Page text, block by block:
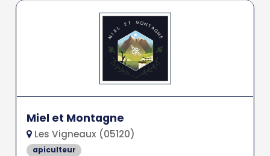
Miel et Montagne
Les Vigneaux (05120)
apiculteur